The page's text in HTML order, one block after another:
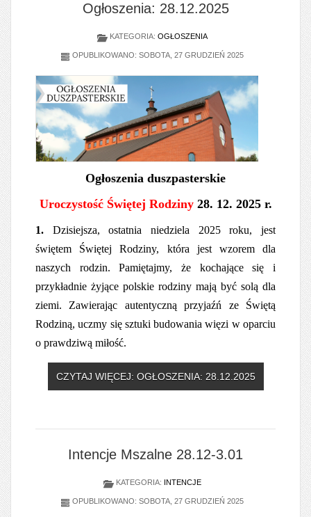
Ogłoszenia: 28.12.2025
KATEGORIA: OGŁOSZENIA
OPUBLIKOWANO: SOBOTA, 27 GRUDZIEŃ 2025
Ogłoszenia duszpasterskie
Uroczystość Świętej Rodziny28. 12. 2025 r.
1. Dzisiejsza, ostatnia niedziela 2025 roku, jest
świętem Świętej Rodziny, która jest wzorem dla
naszych rodzin. Pamiętajmy, że kochające się i
przykładnie żyjące polskie rodziny mają być solą dla
ziemi. Zawierając autentyczną przyjaźń ze Świętą
Rodziną, uczmy się sztuki budowania więzi w oparciu
o prawdziwą miłość.
CZYTAJ WIĘCEJ: OGŁOSZENIA: 28.12.2025
Intencje Mszalne 28.12-3.01
KATEGORIA: INTENCJE
OPUBLIKOWANO: SOBOTA, 27 GRUDZIEŃ 2025